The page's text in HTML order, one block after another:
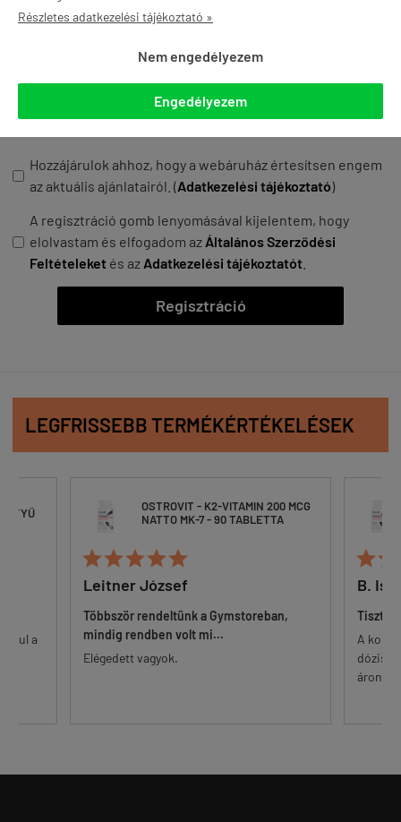
Részletes adatkezelési tájékoztató »
Nem engedélyezem
Engedélyezem
Gépeld be a biztonsági kódot*:
Hozzájárulok ahhoz, hogy a webáruház értesítsen engem
az aktuális ajánlatairól. (Adatkezelési tájékoztató)
A regisztráció gomb lenyomásával kijelentem, hogy
elolvastam és elfogadom az Általános Szerződési
Feltételeket és az Adatkezelési tájékoztatót
Regisztráció
LEGFRISSEBB TERMÉKÉRTÉKELÉSEK
alul a
OSTROVIT - K2-VITAMIN 200 MCG
NATTO MK-7 - 90 TABLETTA

Leitner József
Többször rendeltünk a Gymstoreban,
mindig rendben volt mi...
Elégedett vagyok.

B.
A
dózisú
áron.